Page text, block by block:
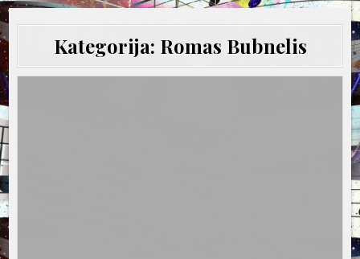
Kategorija: Romas Bubnelis